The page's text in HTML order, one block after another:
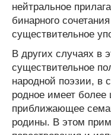
нейтральное
бинарного
существительное
В других случаях в
существительное
народной поэзии, в
родное имеет более
приближающее
родины. В этом